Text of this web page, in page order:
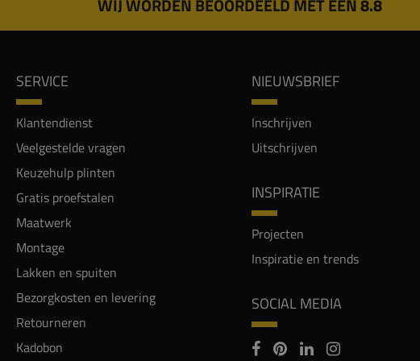
WIJ WORDEN BEOORDEELD MET EEN 8.8
SERVICE
Klantendienst
Veelgestelde vragen
Keuzehulp plinten
Gratis proefstalen
Maatwerk
Montage
Lakken en spuiten
Bezorgkosten en levering
Retourneren
Kadobon
NIEUWSBRIEF
Inschrijven
Uitschrijven
INSPIRATIE
Projecten
Inspiratie en trends
SOCIAL MEDIA